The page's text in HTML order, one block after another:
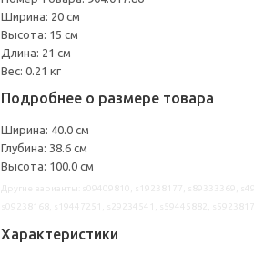
Ширина: 20 см
Высота: 15 см
Длина: 21 см
Вес: 0.21 кг
Подробнее о размере товара
Ширина: 40.0 см
Глубина: 38.6 см
Высота: 100.0 см
Характеристики